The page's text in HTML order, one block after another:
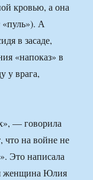
кровью, а она
«пуль»). А
в засаде,
«напоказ» в
у врага,
— говорила
что на войне не
Это написала
женщина Юлия